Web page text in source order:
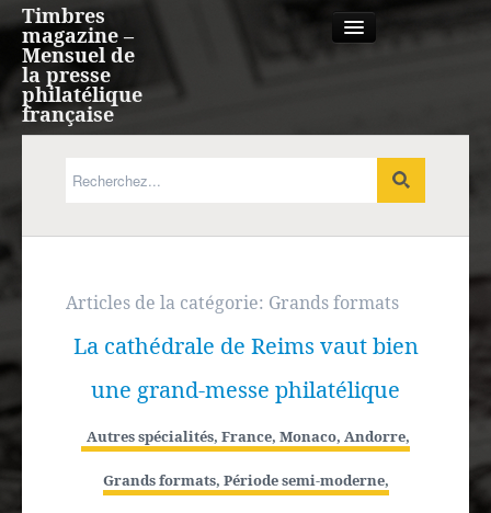
Timbres
magazine –
Mensuel de
la presse
philatélique
française
Expression française
Europe
Outre-mer
Agenda
Autres spécialités
Articles de la catégorie: Grands formats
La cathédrale de Reims vaut bien
une grand-messe philatélique
Autres spécialités, France, Monaco, Andorre,
Grands formats, Période semi-moderne,